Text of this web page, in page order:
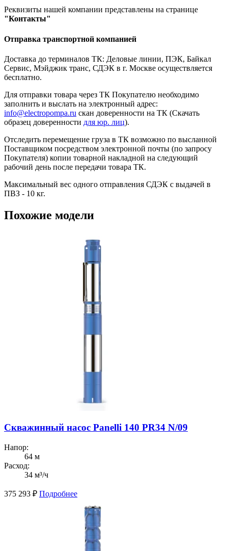
Реквизиты нашей компании представлены на странице
"Контакты"
Отправка транспортной компанией
Доставка до терминалов ТК: Деловые линии, ПЭК, Байкал
Сервис, Мэйджик транс, СДЭК в г. Москве осуществляется
бесплатно.
Для отправки товара через ТК Покупателю необходимо
заполнить и выслать на электронный адрес:
info@electropompa.ru скан доверенности на ТК (Скачать
образец доверенности для юр. лиц).
Отследить перемещение груза в ТК возможно по высланной
Поставщиком посредством электронной почты (по запросу
Покупателя) копии товарной накладной на следующий
рабочий день после передачи товара ТК.
Максимальный вес одного отправления СДЭК с выдачей в
ПВЗ - 10 кг.
Похожие модели
Скважинный насос Panelli 140 PR34 N/09
Напор:
64 м
Расход:
34 м³/ч
375 293 ₽ Подробнее